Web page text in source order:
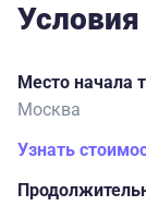
Условия
Место начала
Москва
Узнать